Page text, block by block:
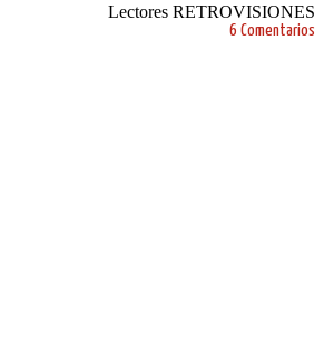
Lectores RETROVISIONES
6 Comentarios